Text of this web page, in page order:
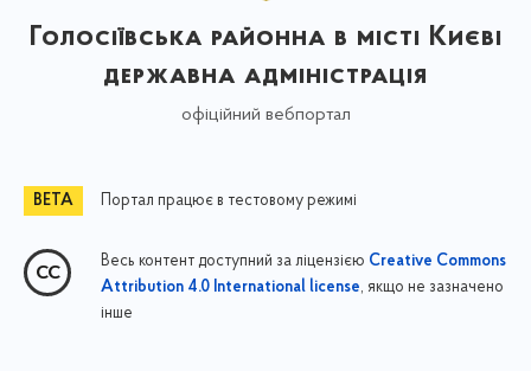
Голосіївська районна в місті Києві
державна адміністрація
офіційний вебпортал
Портал працює в тестовому режимі
Весь контент доступний за ліцензією Creative Commons
Attribution 4.0 International license, якщо не зазначено
інше